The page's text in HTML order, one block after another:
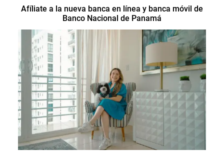
Afíliate a la nueva banca en línea y banca móvil de
Banco Nacional de Panamá